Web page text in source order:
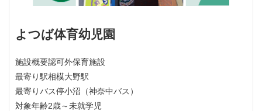
よつば体育幼児園
施設概要認可外保育施設
最寄り駅相模大野駅
最寄りバス停小沼（神奈中バス）
対象年齢2歳～未就学児